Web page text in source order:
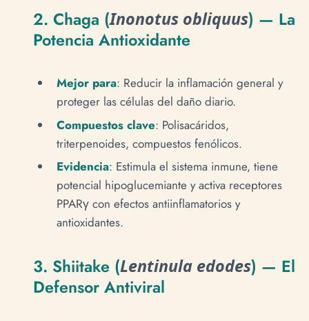
2. Chaga (Inonotus obliquus) — La
Potencia Antioxidante
Mejor para: Reducir la inflamación general y
proteger las células del daño diario.
Compuestos clave: Polisacáridos,
triterpenoides, compuestos fenólicos.
Evidencia: Estimula el sistema inmune, tiene
potencial hipoglucemiante y activa receptores
PPARγ con efectos antiinflamatorios y
antioxidantes.
3. Shiitake (Lentinula edodes) — El
Defensor Antiviral